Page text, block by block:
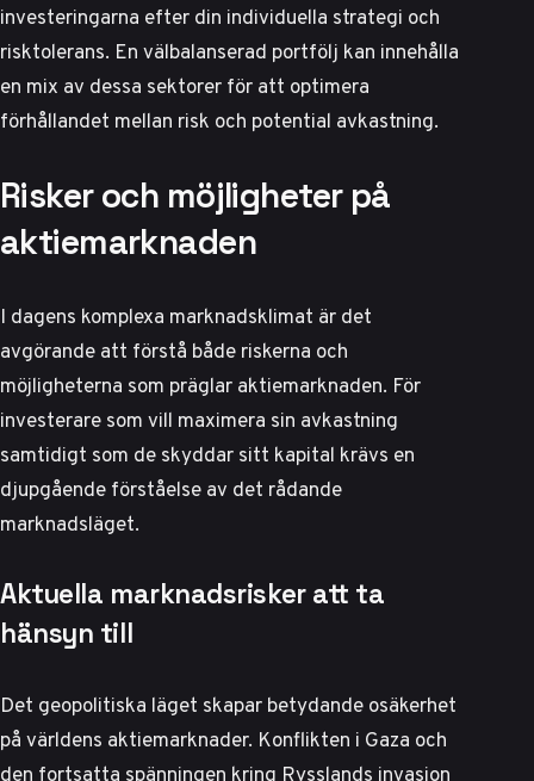
investeringarna efter din individuella strategi och
risktolerans. En välbalanserad portfölj kan innehålla
en mix av dessa sektorer för att optimera
förhållandet mellan risk och potential avkastning.
Risker och möjligheter på
aktiemarknaden
I dagens komplexa marknadsklimat är det
avgörande att förstå både riskerna och
möjligheterna som präglar aktiemarknaden. För
investerare som vill maximera sin avkastning
samtidigt som de skyddar sitt kapital krävs en
djupgående förståelse av det rådande
marknadsläget.
Aktuella marknadsrisker att ta
hänsyn till
Det geopolitiska läget skapar betydande osäkerhet
på världens aktiemarknader. Konflikten i Gaza och
den fortsatta spänningen kring Rysslands invasion